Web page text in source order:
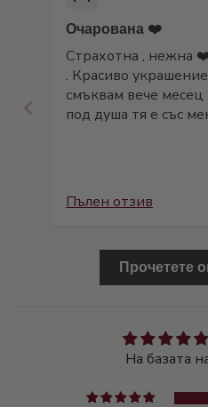
Очарована ❤️
Страхотна , нежна
. Красиво
смъквам вече
под душа тя е със
Пълен отзив
Прочетете
На базата